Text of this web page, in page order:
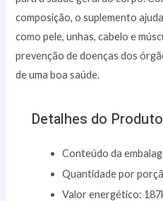
composição, o suplemento
como pele, unhas, cabelo e
prevenção de doenças dos
de uma boa saúde.
Detalhes do Produto
Conteúdo da
Quantidade por
Valor energético: